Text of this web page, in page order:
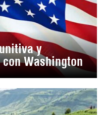
y
Washington